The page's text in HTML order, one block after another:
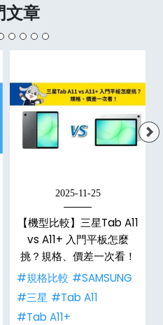
文章
2025-11-25
【機型比較】三星Tab A11
vs A11+ 入門平板怎麼
挑？規格、價差一次看！
#規格比較 #SAMSUNG
#三星 #Tab A11
#Tab A11+